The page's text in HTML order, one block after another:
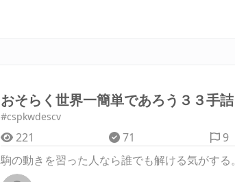
おそらく世界一簡単であろう３３手詰
#cspkwdescv
221 71 9
駒の動きを習った人なら誰でも解ける気がする。